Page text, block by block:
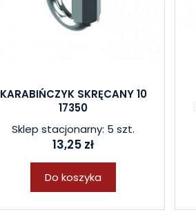
KARABIŃCZYK SKRĘCANY 10
17350
Sklep stacjonarny: 5 szt.
13,25 zł
Do koszyka